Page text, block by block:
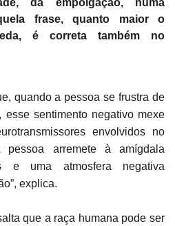
frase, quanto maior o
é correta também no
quando a pessoa se frustra de
esse sentimento negativo mexe
envolvidos no
arremete à amígdala
e uma atmosfera negativa
explica.
que a raça humana pode ser